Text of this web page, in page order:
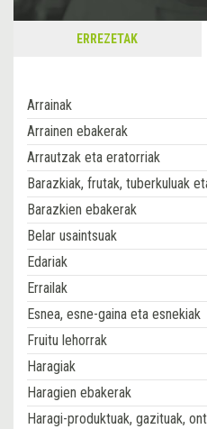
ERREZETAK
Arrainak
Arrainen ebakerak
Arrautzak eta eratorriak
Barazkiak, frutak, tuberkuluak
Barazkien ebakerak
Belar usaintsuak
Edariak
Errailak
Esnea, esne-gaina eta esnekiak
Fruitu lehorrak
Haragiak
Haragien ebakerak
Haragi-produktuak, gazituak,